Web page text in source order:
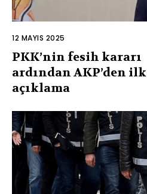
12 MAYIS 2025
PKK’nin fesih kararı
ardından AKP’den ilk
açıklama